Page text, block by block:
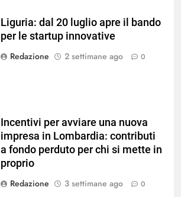
Liguria: dal 20 luglio apre il bando
per le startup innovative
Redazione
2 settimane ago 0
Incentivi per avviare una nuova
impresa in Lombardia: contributi
a fondo perduto per chi si mette in
proprio
Redazione
3 settimane ago 0